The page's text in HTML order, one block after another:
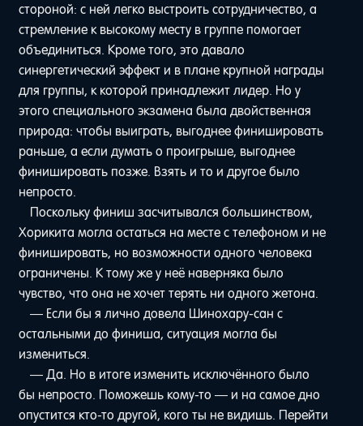
стороной: с ней легко выстроить сотрудничество, а
стремление к высокому месту в группе помогает
объединиться. Кроме того, это давало
синергетический эффект и в плане крупной награды
для группы, к которой принадлежит лидер. Но у
этого специального экзамена была двойственная
природа: чтобы выиграть, выгоднее финишировать
раньше, а если думать о проигрыше, выгоднее
финишировать позже. Взять и то и другое было
непросто.
Поскольку финиш засчитывался большинством,
Хорикита могла остаться на месте с телефоном и не
финишировать, но возможности одного человека
ограничены. К тому же у неё наверняка было
чувство, что она не хочет терять ни одного жетона.
— Если бы я лично довела Шинохару-сан с
остальными до финиша, ситуация могла бы
измениться.
— Да. Но в итоге изменить исключённого было
бы непросто. Поможешь кому-то — и на самое дно
опустится кто-то другой, кого ты не видишь. Перейти